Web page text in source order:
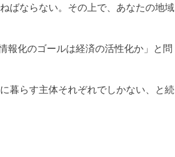
ばならない。その上で、あなたの地域
報化のゴールは経済の活性化か」と問
暮らす主体それぞれでしかない、と続